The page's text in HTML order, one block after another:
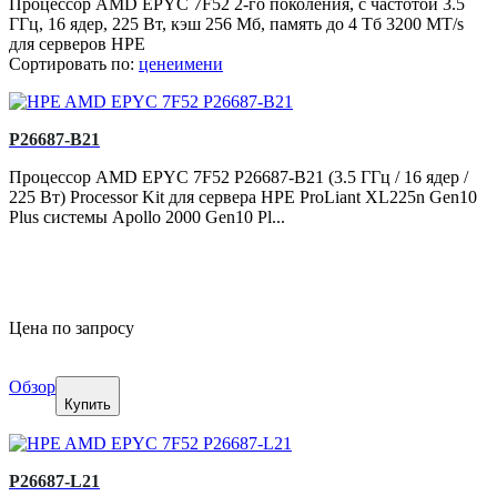
Процессор AMD EPYC 7F52 2-го поколения, c частотой 3.5
ГГц, 16 ядер, 225 Вт, кэш 256 Мб, память до 4 Тб 3200 MT/s
для серверов HPE
Сортировать по: ценеимени
P26687-B21
Процессор AMD EPYC 7F52 P26687-B21 (3.5 ГГц / 16 ядер /
225 Вт) Processor Kit для сервера HPE ProLiant XL225n Gen10
Plus системы Apollo 2000 Gen10 Pl...
Цена по запросу
Обзор
Купить
P26687-L21